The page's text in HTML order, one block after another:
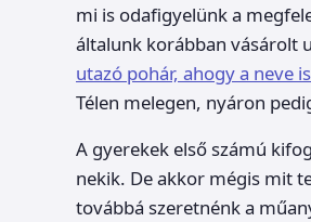
mi is odafigyelünk a
általunk korábban vásárolt
utazó pohár, ahogy a neve
Télen melegen, nyáron
A gyerekek első számú
nekik. De akkor mégis mit
továbbá szeretnénk a